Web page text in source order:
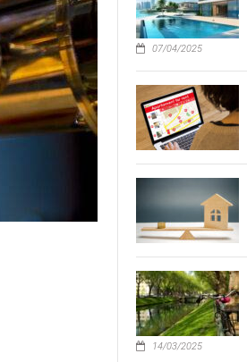
07/04/2025
14/03/2025